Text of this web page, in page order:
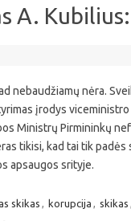
A.
nebaudžiamų nėra.
įrodys
Ministrų Pirmininkų
tikisi, kad tai tik
apsaugos srityje.
skikas , korupcija , skikas ,